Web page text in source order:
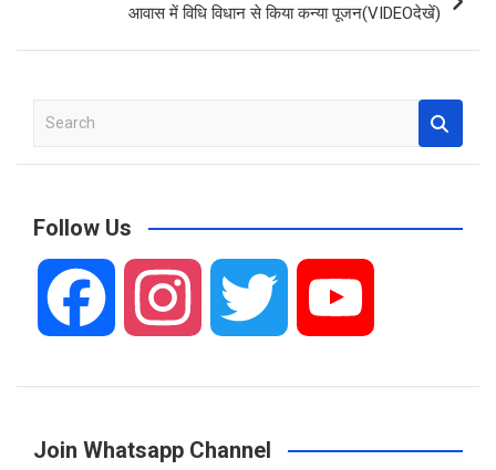
आवास में विधि विधान से किया कन्या पूजन(VIDEOदेखें)
a
c
Follow Us
c s i u
Join Whatsapp Channel